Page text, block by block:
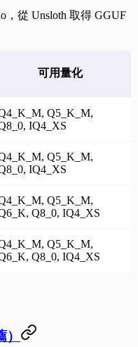
，從 Unsloth 取得 GGUF
可用量化
Q5_K_M,
IQ4_XS
Q5_K_M,
IQ4_XS
Q5_K_M,
Q8_0, IQ4_XS
Q5_K_M,
Q8_0, IQ4_XS